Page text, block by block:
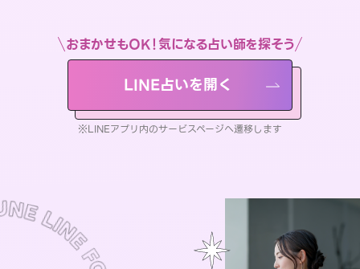
おまかせもOK！気になる占い師を探そう
LINE占いを開く
※LINEアプリ内のサービスページへ遷移します